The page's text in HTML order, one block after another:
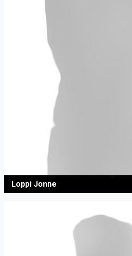
Loppi Jonne